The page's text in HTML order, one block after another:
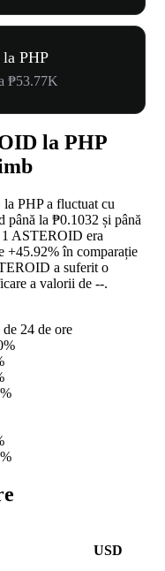
PHP
₱53.77K
la PHP
PHP a fluctuat cu
până la ₱0.1032 și până
ASTEROID era
+45.92%în comparație
a suferit o
a valorii de --.
24 de ore
USD